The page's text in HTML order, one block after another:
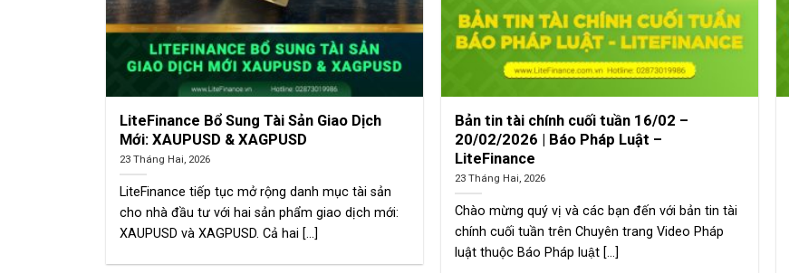
LiteFinance Bổ Sung Tài Sản Giao Dịch
Mới: XAUPUSD & XAGPUSD
23 Tháng Hai, 2026
LiteFinance tiếp tục mở rộng danh mục tài sản
cho nhà đầu tư với hai sản phẩm giao dịch mới:
XAUPUSD và XAGPUSD. Cả hai [...]
Bản tin tài chính cuối tuần 16/02 –
20/02/2026 | Báo Pháp Luật –
LiteFinance
23 Tháng Hai, 2026
Chào mừng quý vị và các bạn đến với bản tin tài
chính cuối tuần trên Chuyên trang Video Pháp
luật thuộc Báo Pháp luật [...]